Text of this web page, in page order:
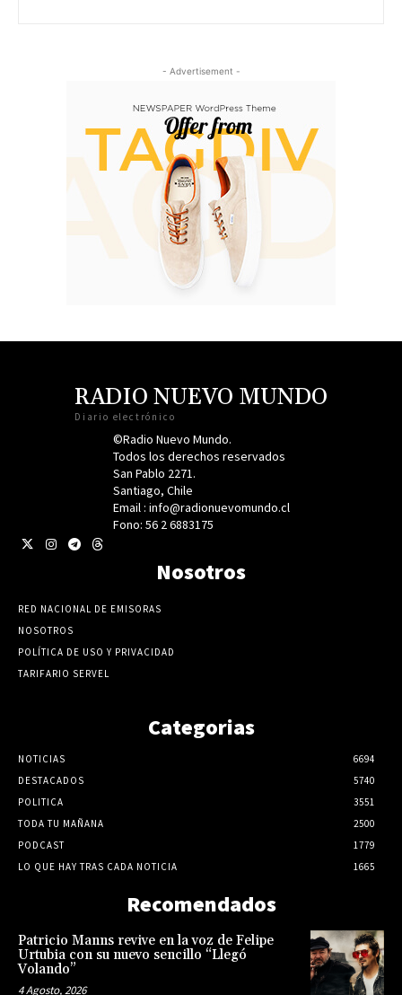
- Advertisement -
RADIO NUEVO MUNDO
Diario electrónico
©Radio Nuevo Mundo.
Todos los derechos reservados
San Pablo 2271.
Santiago, Chile
Email : info@radionuevomundo.cl
Fono: 56 2 6883175
Nosotros
RED NACIONAL DE EMISORAS
NOSOTROS
POLÍTICA DE USO Y PRIVACIDAD
TARIFARIO SERVEL
Categorias
NOTICIAS
6694
DESTACADOS
5740
POLITICA
3551
TODA TU MAÑANA
2500
PODCAST
1779
LO QUE HAY TRAS CADA NOTICIA
1665
Recomendados
Patricio Manns revive en la voz de Felipe
Urtubia con su nuevo sencillo “Llegó
Volando”
4 Agosto, 2026